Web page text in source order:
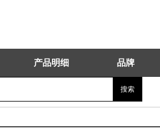
产品明细 品牌